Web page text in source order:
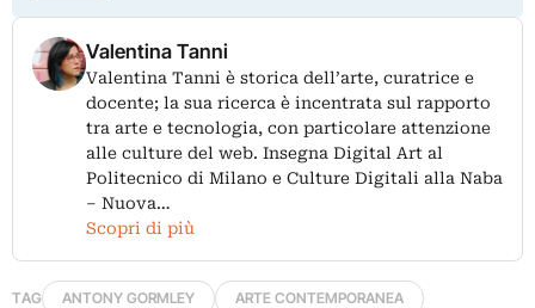
Valentina Tanni
Valentina Tanni è storica dell’arte, curatrice e
docente; la sua ricerca è incentrata sul rapporto
tra arte e tecnologia, con particolare attenzione
alle culture del web. Insegna Digital Art al
Politecnico di Milano e Culture Digitali alla Naba
– Nuova…
Scopri di più
TAG ANTONY GORMLEY
ARTE CONTEMPORANEA